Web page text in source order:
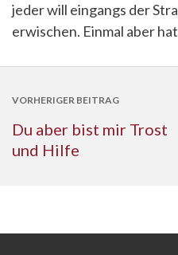
jeder will eingangs der
erwischen. Einmal aber
VORHERIGER BEITRAG
Du aber bist mir Trost
und Hilfe